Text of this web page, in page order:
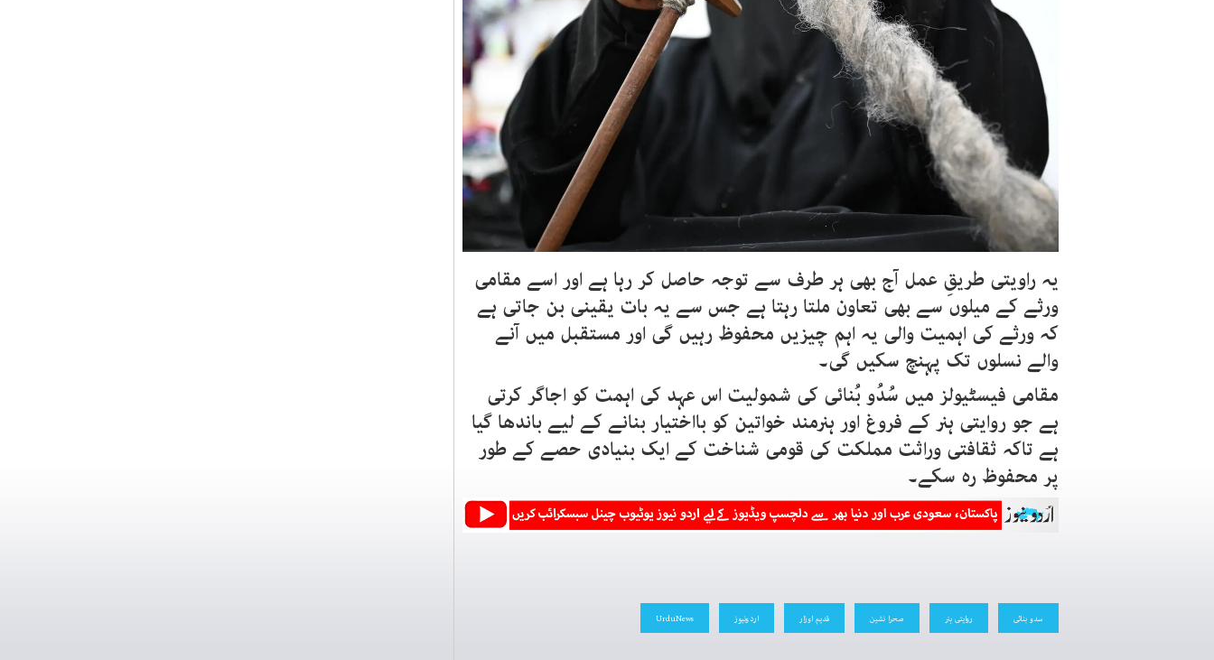
یہ راویتی طریقِ عمل آج بھی ہر طرف سے توجہ حاصل کر رہا ہے اور اسے مقامی
ورثے کے میلوں سے بھی تعاون ملتا رہتا ہے جس سے یہ بات یقینی بن جاتی ہے
کہ ورثے کی اہمیت والی یہ اہم چیزیں محفوظ رہیں گی اور مستقبل میں آنے
والے نسلوں تک پہنچ سکیں گی۔
مقامی فیسٹیولز میں سُدُو بُنائی کی شمولیت اس عہد کی اہمت کو اجاگر کرتی
ہے جو روایتی ہنر کے فروغ اور ہنرمند خواتین کو بااختیار بنانے کے لیے باندھا گیا
ہے تاکہ ثقافتی وراثت مملکت کی قومی شناخت کے ایک بنیادی حصے کے طور
پر محفوظ رہ سکے۔
سدو بنائی روایتی ہنر صحرا نشین قدیم اوزار اردونیوز UrduNews